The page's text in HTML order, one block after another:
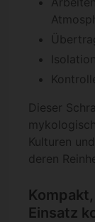
Dieser
Kulturen
deren
Einsatz